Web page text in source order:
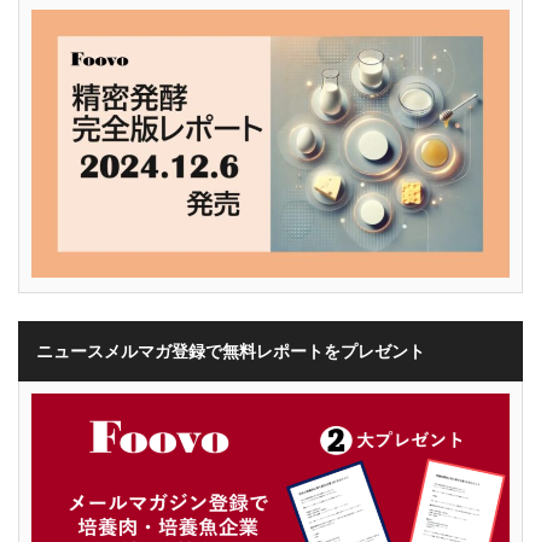
ニュースメルマガ登録で無料レポートをプレゼント